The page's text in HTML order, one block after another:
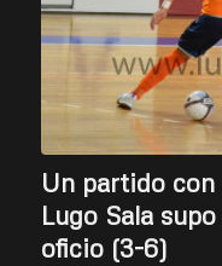
Un partido con
Lugo Sala
oficio (3-6)